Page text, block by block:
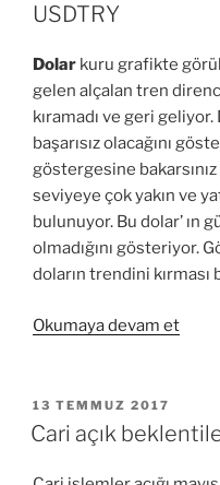
USDTRY
Dolar kuru grafikte
gelen alçalan tren
kıramadı ve geri
başarısız olacağını
göstergesine bakarsınız
seviyeye çok yakın ve
bulunuyor. Bu dolar’ ın
olmadığını gösteriyor.
doların trendini kırması
Okumaya devam et“Dolar
YAYIM
TARIHI
13 TEMMUZ 2017
Cari açık